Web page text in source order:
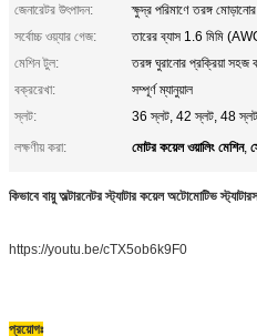
জেনারেটর উৎপাদন:
ক্ষুদ্র পরিমাণে তরঙ্গ
সর্বোচ্চ ওয়্যার গেজ:
তারের ব্যাস 1.6 মিমি
মেশিন টুল:
তরঙ্গ ঘুরানোর প্রক্রিয়া সহজ
বক্ররেখা:
সম্পূর্ণ ম্যানুয়াল
স্লট:
36 স্লট, 42 স্লট, 48 স্লট
লক্ষণীয় করা:
মোটর কয়েল ওয়ালিং মেশিন,
কিভাবে বায়ু অল্টারনেটর স্ট্যাটার কয়েল অটোমোটিভ
https://youtu.be/cTX5ob6k9F0
প্রয়োগঃ